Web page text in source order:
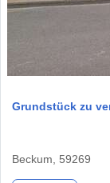
Grundstück zu
Beckum, 59269